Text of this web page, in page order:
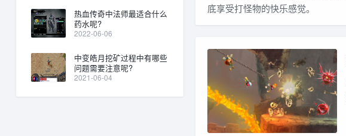
底享受打怪物的快乐感觉。
热血传奇中法师最适合什么
药水呢?
2022-06-06
中变皓月挖矿过程中有哪些
问题需要注意呢?
2021-06-04